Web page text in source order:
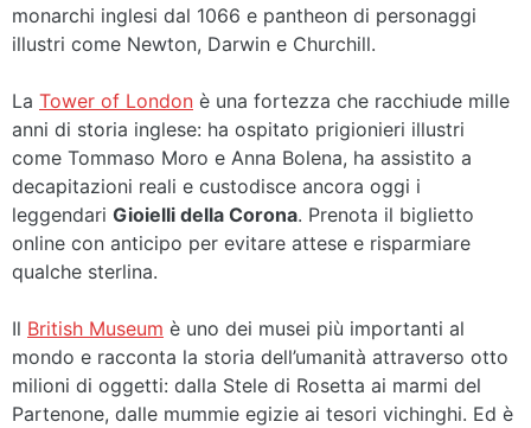
monarchi inglesi dal 1066 e pantheon di personaggi
illustri come Newton, Darwin e Churchill.
La Tower of London è una fortezza che racchiude mille
anni di storia inglese: ha ospitato prigionieri illustri
come Tommaso Moro e Anna Bolena, ha assistito a
decapitazioni reali e custodisce ancora oggi i
leggendari Gioielli della Corona. Prenota il biglietto
online con anticipo per evitare attese e risparmiare
qualche sterlina.
Il British Museum è uno dei musei più importanti al
mondo e racconta la storia dell’umanità attraverso otto
milioni di oggetti: dalla Stele di Rosetta ai marmi del
Partenone, dalle mummie egizie ai tesori vichinghi. Ed è